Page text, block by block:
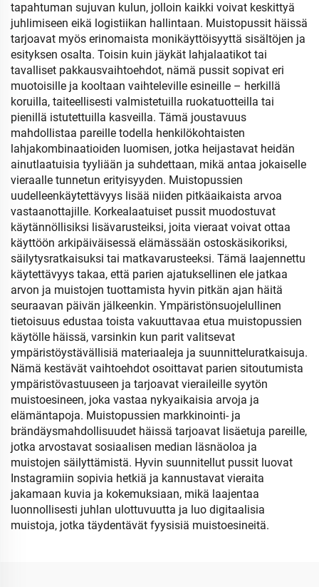
tapahtuman sujuvan kulun, jolloin kaikki voivat keskittyä
juhlimiseen eikä logistiikan hallintaan. Muistopussit häissä
tarjoavat myös erinomaista monikäyttöisyyttä sisältöjen ja
esityksen osalta. Toisin kuin jäykät lahjalaatikot tai
tavalliset pakkausvaihtoehdot, nämä pussit sopivat eri
muotoisille ja kooltaan vaihteleville esineille – herkillä
koruilla, taiteellisesti valmistetuilla ruokatuotteilla tai
pienillä istutettuilla kasveilla. Tämä joustavuus
mahdollistaa pareille todella henkilökohtaisten
lahjakombinaatioiden luomisen, jotka heijastavat heidän
ainutlaatuisia tyyliään ja suhdettaan, mikä antaa jokaiselle
vieraalle tunnetun erityisyyden. Muistopussien
uudelleenkäytettävyys lisää niiden pitkäaikaista arvoa
vastaanottajille. Korkealaatuiset pussit muodostuvat
käytännöllisiksi lisävarusteiksi, joita vieraat voivat ottaa
käyttöön arkipäiväisessä elämässään ostoskäsikoriksi,
säilytysratkaisuksi tai matkavarusteeksi. Tämä laajennettu
käytettävyys takaa, että parien ajatuksellinen ele jatkaa
arvon ja muistojen tuottamista hyvin pitkän ajan häitä
seuraavan päivän jälkeenkin. Ympäristönsuojelullinen
tietoisuus edustaa toista vakuuttavaa etua muistopussien
käytölle häissä, varsinkin kun parit valitsevat
ympäristöystävällisiä materiaaleja ja suunnitteluratkaisuja.
Nämä kestävät vaihtoehdot osoittavat parien sitoutumista
ympäristövastuuseen ja tarjoavat vieraileille syytön
muistoesineen, joka vastaa nykyaikaisia arvoja ja
elämäntapoja. Muistopussien markkinointi- ja
brändäysmahdollisuudet häissä tarjoavat lisäetuja pareille,
jotka arvostavat sosiaalisen median läsnäoloa ja
muistojen säilyttämistä. Hyvin suunnitellut pussit luovat
Instagramiin sopivia hetkiä ja kannustavat vieraita
jakamaan kuvia ja kokemuksiaan, mikä laajentaa
luonnollisesti juhlan ulottuvuutta ja luo digitaalisia
muistoja, jotka täydentävät fyysisiä muistoesineitä.